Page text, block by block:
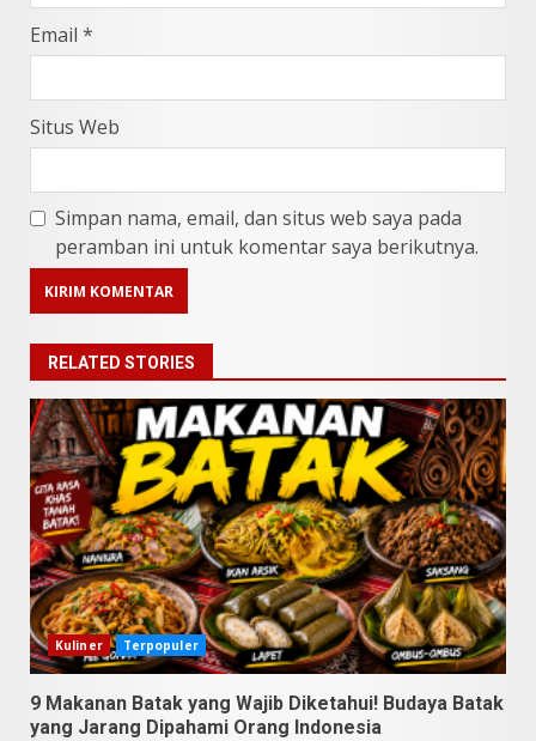
Email *
Situs Web
Simpan nama, email, dan situs web saya pada
peramban ini untuk komentar saya berikutnya.
RELATED STORIES
Kuliner Terpopuler
9 Makanan Batak yang Wajib Diketahui! Budaya Batak
yang Jarang Dipahami Orang Indonesia
3
9 Makanan Batak yang Wajib
Diketahui! Budaya Batak yang
Jarang Dipahami Orang
Indonesia
Juni 25, 2026